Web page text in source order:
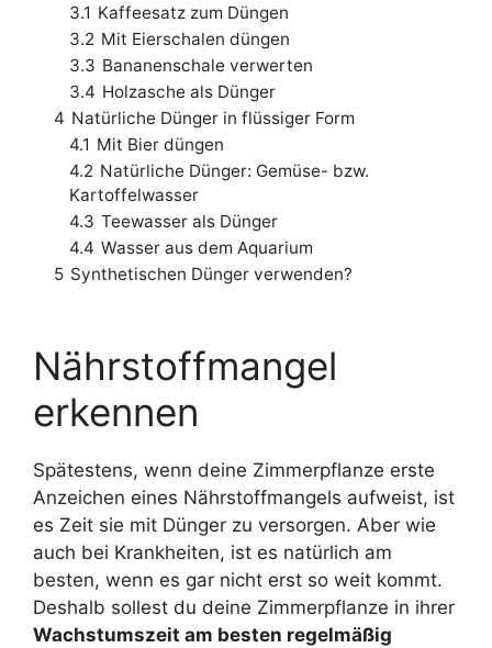
3.1 Kaffeesatz zum Düngen
3.2 Mit Eierschalen düngen
3.3 Bananenschale verwerten
3.4 Holzasche als Dünger
4 Natürliche Dünger in flüssiger Form
4.1 Mit Bier düngen
4.2 Natürliche Dünger: Gemüse- bzw.
Kartoffelwasser
4.3 Teewasser als Dünger
4.4 Wasser aus dem Aquarium
5 Synthetischen Dünger verwenden?
Nährstoffmangel
erkennen
Spätestens, wenn deine Zimmerpflanze erste
Anzeichen eines Nährstoffmangels aufweist, ist
es Zeit sie mit Dünger zu versorgen. Aber wie
auch bei Krankheiten, ist es natürlich am
besten, wenn es gar nicht erst so weit kommt.
Deshalb sollest du deine Zimmerpflanze in ihrer
Wachstumszeit am besten regelmäßig